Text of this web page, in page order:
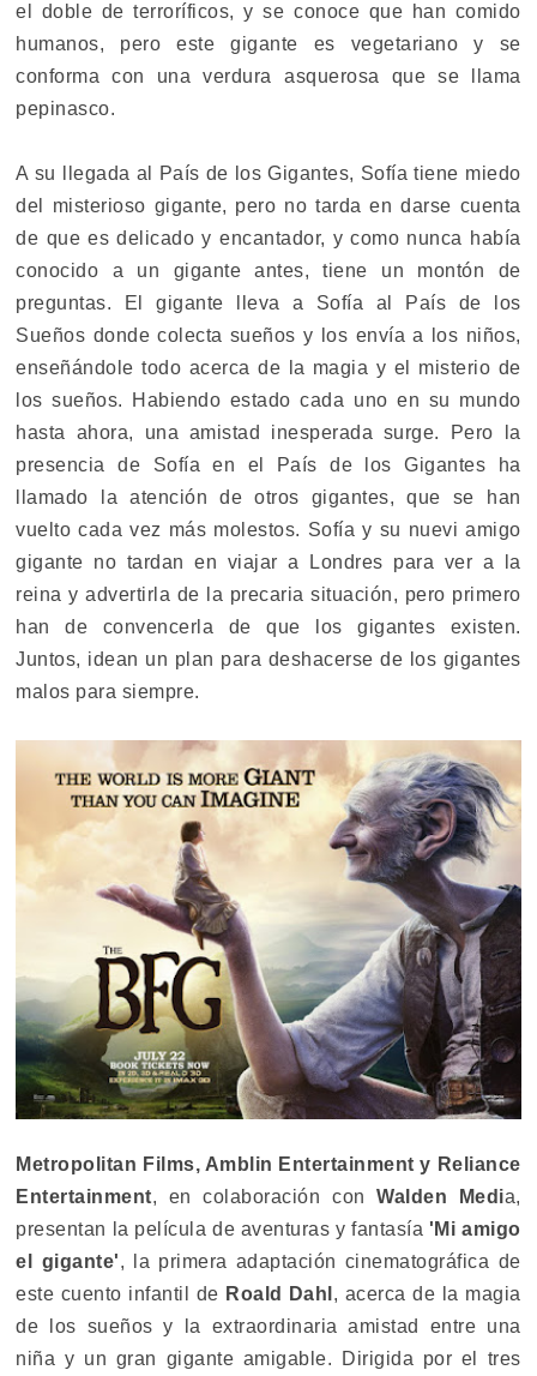
el doble de terroríficos, y se conoce que han comido
humanos, pero este gigante es vegetariano y se
conforma con una verdura asquerosa que se llama
pepinasco.
A su llegada al País de los Gigantes, Sofía tiene miedo
del misterioso gigante, pero no tarda en darse cuenta
de que es delicado y encantador, y como nunca había
conocido a un gigante antes, tiene un montón de
preguntas. El gigante lleva a Sofía al País de los
Sueños donde colecta sueños y los envía a los niños,
enseñándole todo acerca de la magia y el misterio de
los sueños. Habiendo estado cada uno en su mundo
hasta ahora, una amistad inesperada surge. Pero la
presencia de Sofía en el País de los Gigantes ha
llamado la atención de otros gigantes, que se han
vuelto cada vez más molestos. Sofía y su nuevi amigo
gigante no tardan en viajar a Londres para ver a la
reina y advertirla de la precaria situación, pero primero
han de convencerla de que los gigantes existen.
Juntos, idean un plan para deshacerse de los gigantes
malos para siempre.
Metropolitan Films, Amblin Entertainment y Reliance
Entertainment, en colaboración conWalden Media,
presentan la película de aventuras y fantasía 'Mi amigo
el gigante', la primera adaptación cinematográfica de
este cuento infantil de Roald Dahl , acerca de la magia
de los sueños y la extraordinaria amistad entre una
niña y un gran gigante amigable. Dirigida por el tres